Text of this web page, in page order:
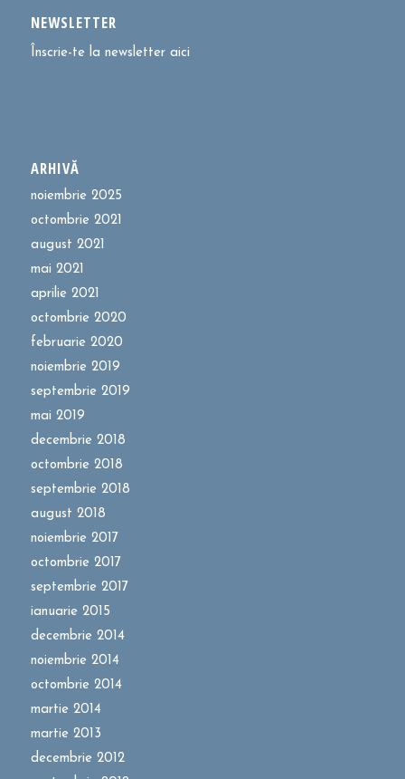
NEWSLETTER
Înscrie-te la newsletter aici
ARHIVĂ
noiembrie 2025
octombrie 2021
august 2021
mai 2021
aprilie 2021
octombrie 2020
februarie 2020
noiembrie 2019
septembrie 2019
mai 2019
decembrie 2018
octombrie 2018
septembrie 2018
august 2018
noiembrie 2017
octombrie 2017
septembrie 2017
ianuarie 2015
decembrie 2014
noiembrie 2014
octombrie 2014
martie 2014
martie 2013
decembrie 2012